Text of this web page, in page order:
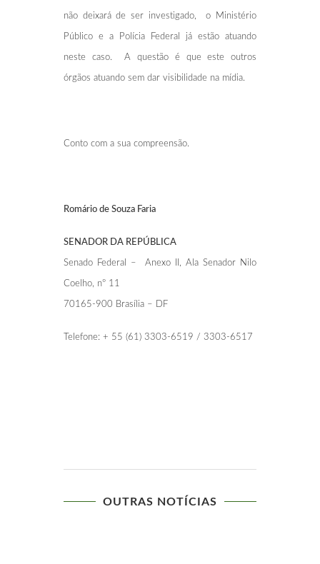
não deixará de ser investigado, o Ministério
Público e a Polícia Federal já estão atuando
neste caso. A questão é que este outros
órgãos atuando sem dar visibilidade na mídia.
Conto com a sua compreensão.
Romário de Souza Faria
SENADOR DA REPÚBLICA
Senado Federal – Anexo II, Ala Senador Nilo
Coelho, nº 11
70165-900 Brasília – DF
Telefone: + 55 (61) 3303-6519 / 3303-6517
OUTRAS NOTÍCIAS